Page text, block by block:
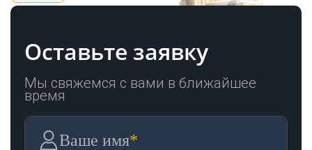
Оставьте заявку
Мы свяжемся с вами в ближайшее
время
Ваше имя*